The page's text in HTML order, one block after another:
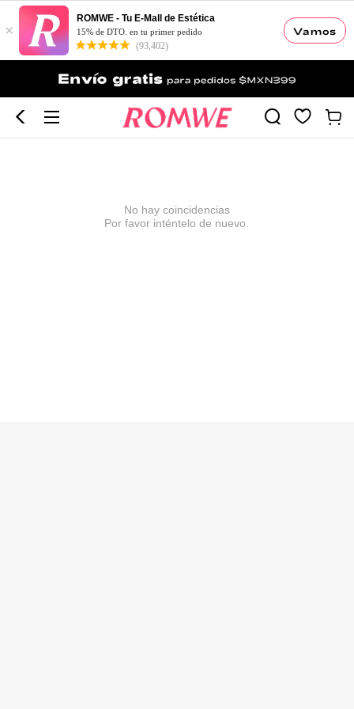
Vamos
×
ROMWE - Tu E-Mall de Estética
15% de DTO. en tu primer pedido
(93,402)
No hay coincidencias
Por favor inténtelo de nuevo.